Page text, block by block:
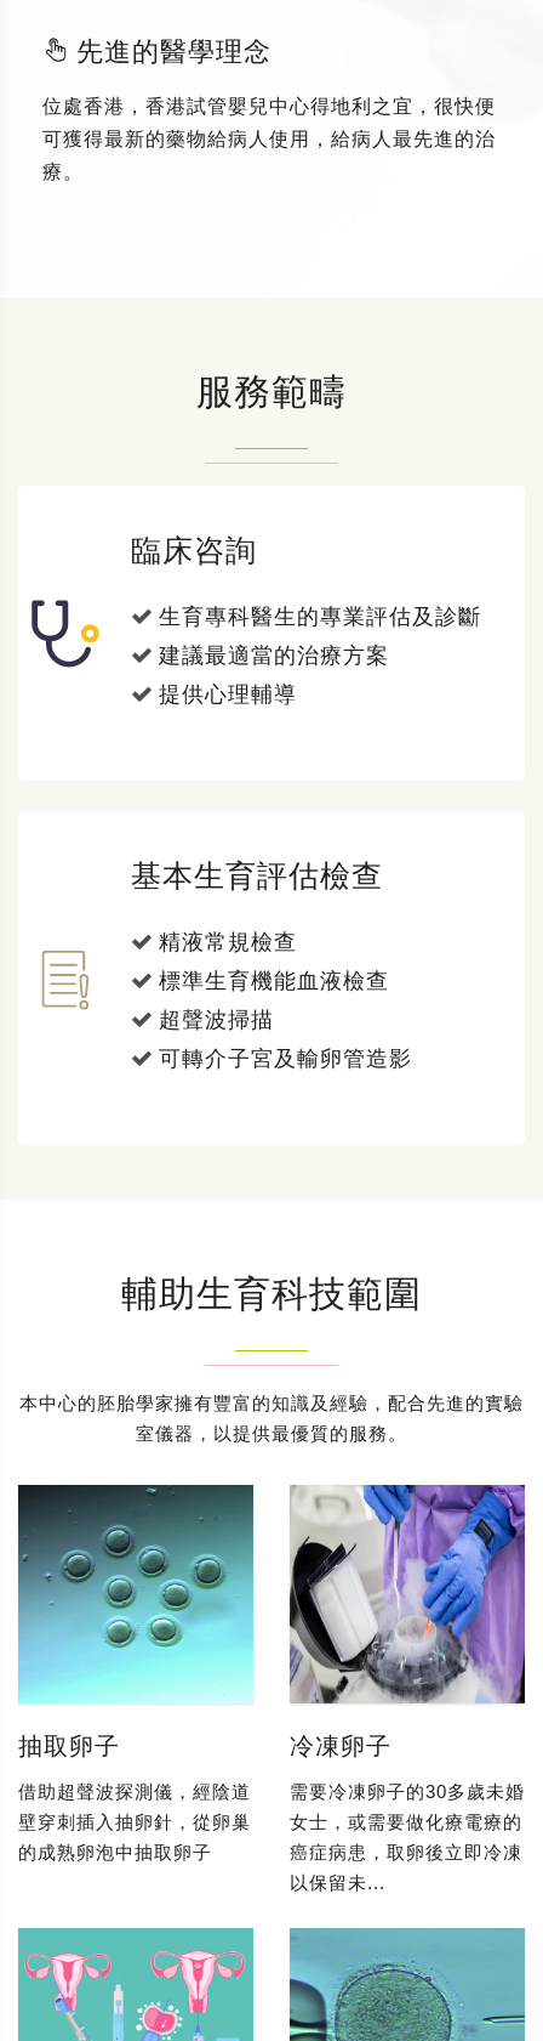
先進的醫學理念
位處香港，香港試管嬰兒中心得地利之宜，很快便
可獲得最新的藥物給病人使用，給病人最先進的治
療。
服務範疇
臨床咨詢
生育專科醫生的專業評估及診斷
建議最適當的治療方案
提供心理輔導
基本生育評估檢查
精液常規檢查
標準生育機能血液檢查
超聲波掃描
可轉介子宮及輸卵管造影
輔助生育科技範圍
本中心的胚胎學家擁有豐富的知識及經驗，配合先進的實驗
室儀器，以提供最優質的服務。
抽取卵子
借助超聲波探測儀，經陰道
壁穿刺插入抽卵針，從卵巢
的成熟卵泡中抽取卵子
冷凍卵子
需要冷凍卵子的30多歲未婚
女士，或需要做化療電療的
癌症病患，取卵後立即冷凍
以保留未...